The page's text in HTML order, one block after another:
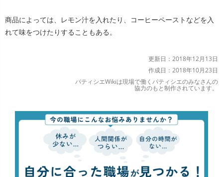
商品によっては、レモン汁を入れたり、コーヒーペーストなどを入
れて味をつけたりすることもある。
更新日：2018年12月13日
作成日：2018年10月23日
パティシエWikiは現場で働くパティシエのみなさんの
協力のもと制作されています。